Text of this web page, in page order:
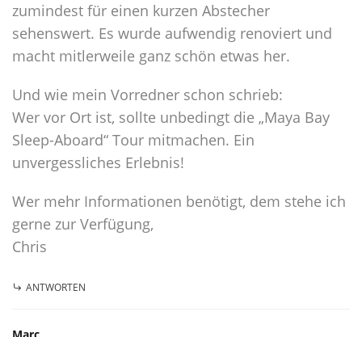
zumindest für einen kurzen Abstecher
sehenswert. Es wurde aufwendig renoviert und
macht mitlerweile ganz schön etwas her.
Und wie mein Vorredner schon schrieb:
Wer vor Ort ist, sollte unbedingt die „Maya Bay
Sleep-Aboard“ Tour mitmachen. Ein
unvergessliches Erlebnis!
Wer mehr Informationen benötigt, dem stehe ich
gerne zur Verfügung,
Chris
ANTWORTEN